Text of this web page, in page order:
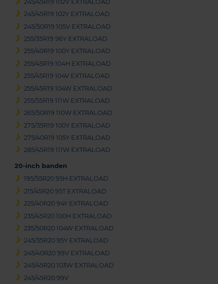
245/45R19 102V EXTRALOAD
245/45R19 102Y EXTRALOAD
245/50R19 105V EXTRALOAD
255/35R19 96Y EXTRALOAD
255/40R19 100Y EXTRALOAD
255/45R19 104H EXTRALOAD
255/45R19 104V EXTRALOAD
255/45R19 104W EXTRALOAD
255/55R19 111W EXTRALOAD
265/50R19 110W EXTRALOAD
275/35R19 100Y EXTRALOAD
275/40R19 105Y EXTRALOAD
285/45R19 111W EXTRALOAD
20-inch banden
195/55R20 95H EXTRALOAD
215/45R20 95T EXTRALOAD
225/40R20 94Y EXTRALOAD
235/45R20 100H EXTRALOAD
235/50R20 104W EXTRALOAD
245/35R20 95Y EXTRALOAD
245/40R20 99V EXTRALOAD
245/45R20 103W EXTRALOAD
245/45R20 99V